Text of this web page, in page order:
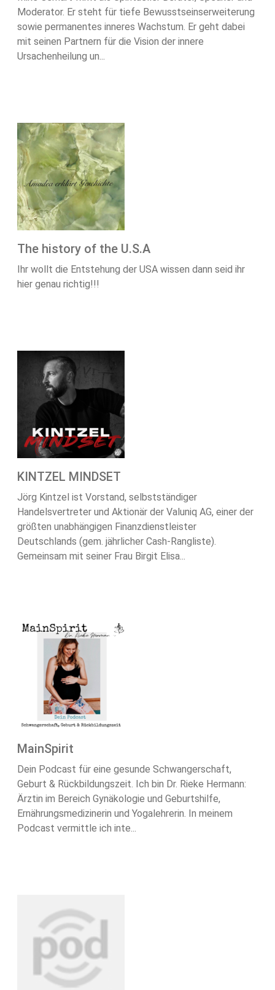
Moderator. Er steht für tiefe Bewusstseinserweiterung
sowie permanentes inneres Wachstum. Er geht dabei
mit seinen Partnern für die Vision der innere
Ursachenheilung un...
The history of the U.S.A
Ihr wollt die Entstehung der USA wissen dann seid ihr
hier genau richtig!!!
KINTZEL MINDSET
Jörg Kintzel ist Vorstand, selbstständiger
Handelsvertreter und Aktionär der Valuniq AG, einer der
größten unabhängigen Finanzdienstleister
Deutschlands (gem. jährlicher Cash-Rangliste).
Gemeinsam mit seiner Frau Birgit Elisa...
MainSpirit
Dein Podcast für eine gesunde Schwangerschaft,
Geburt & Rückbildungszeit. Ich bin Dr. Rieke Hermann:
Ärztin im Bereich Gynäkologie und Geburtshilfe,
Ernährungsmedizinerin und Yogalehrerin. In meinem
Podcast vermittle ich inte...